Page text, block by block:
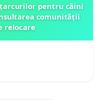
pentru câini
comunității
relocare